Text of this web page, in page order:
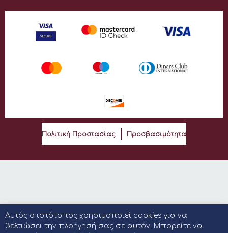
Πολιτική Προστασίας Προσβασιμότητα
Αυτός ο ιστότοπος χρησιμοποιεί cookies για να
βελτιώσει την πλοήγησή σας σε αυτόν. Μπορείτε να